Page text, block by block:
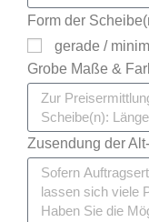
Form der
gerade /
Grobe Maße &
Zusendung der